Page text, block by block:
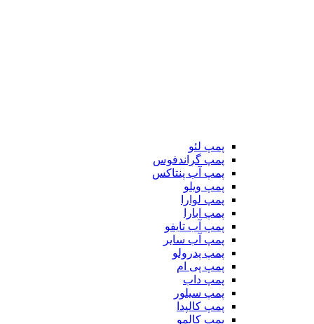
پمپ لئو
پمپ گراندفوس
پمپ آب پنتاکس
پمپ ویلو
پمپ لوارا
پمپ ابارا
پمپ آب تایفو
پمپ آب سایر
پمپ پدرولو
پمپ پی ام
پمپ داب
پمپ سیلور
پمپ کالپدا
پمپ کالمو